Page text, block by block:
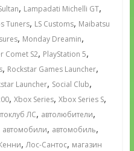
, Lampadati Michelli GT,
Tuners, LS Customs, Maibatsu
, Monday Dreamin,
Comet S2, PlayStation 5,
, Rockstar Games Launcher,
Launcher, Social Club,
, Xbox Series, Xbox Series S,
ЛС, автолюбители,
автомобили, автомобиль,
,Лос-Сантос, магазин